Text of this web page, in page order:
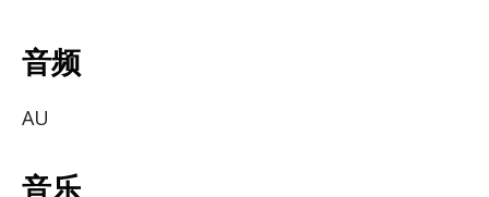
音频
AU
音乐